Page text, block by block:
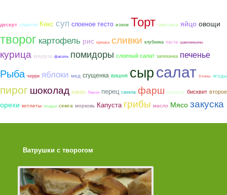
десерт спагетти Кекс суп слоеное тесто изюм Торт сметана яйцо овощи
творог картофель рис крошка сливки клубника паста шампиньоны
курица кукуруза фасоль помидоры слоеный салат запеканка печенье
Рыба черри яблоки мед сгущенка вишня сырсалат блины ягоды
пирог шоколад какао Лимон перец свекла фарш миндаль бисквит второе
орехи котлеты оладьи семга морковь Капуста грибы масло Мясо закуска
Ватрушки с творогом